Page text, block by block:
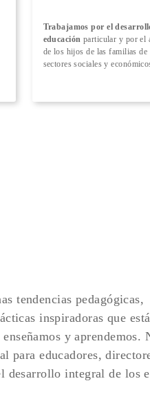
Trabajamos por el
educación particular y por el
de los hijos de las familias de
sectores sociales y
tendencias pedagógicas,
inspiradoras que
y aprendemos.
para educadores,
desarrollo integral de los